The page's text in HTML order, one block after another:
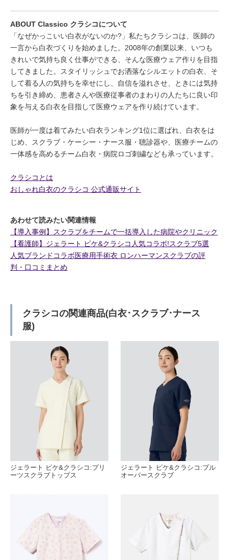
ABOUT Classico クラシコについて
「なぜかっこいい白衣がないのか?」私たちクラシコは、医師の
一言から白衣づくりを始めました。2008年の創業以来、いつも
きれいで気持ち良く仕事ができる、そんな医療ウェア作りを目指
してきました。スタイリッシュでお洒落なシルエットの白衣、そ
して着る人の気持ちを幸せにし、自信を溢れさせ、ときには気持
ちを引き締め、患者さんや医療従事者のまわりの人たちに良い印
象を与える白衣を目指して医療ウェアを作り続けています。
医師が一度は着てみたい白衣ランキング1位に選ばれ、白衣をは
じめ、スクラブ・ケーシー・ナース服・聴診器や、医療チームの
一体感を高めるチーム白衣・病院ロゴ刺繍なども承っています。
クラシコとは
おしゃれ白衣のクラシコ 公式通販サイト
あわせて読みたい関連情報
【導入事例】スクラブをチームで一括導入した病院やクリニック
【看護師】ジェラート ピケ&クラシコ人気コラボ!スクラブ5選
人気ブランドコラボ医療用手術衣 ロンハーマンスクラブの評
判・口コミまとめ
クラシコの関連商品(白衣･スクラブ･ナース
服)
ジェラート ピケ&クラシコ:プリ
ーツスクラブトップス
ジェラート ピケ&クラシコ:プル
オーバースクラブ